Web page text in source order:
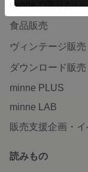
minneで売りたい
食品販売
ヴィンテージ販売
ダウンロード販売
minne PLUS
minne LAB
販売支援企画・イ
読みもの